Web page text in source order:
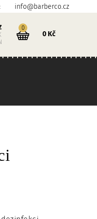
info@barberco.cz
Košík
0kusů
0 Kč